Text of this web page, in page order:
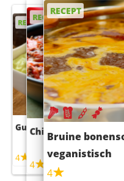
RECEPT
Guacamole
4
RECEPT
Chili con carne
4
RECEPT
Bruine
veganistisch
4
RECEPT
Sushi
4